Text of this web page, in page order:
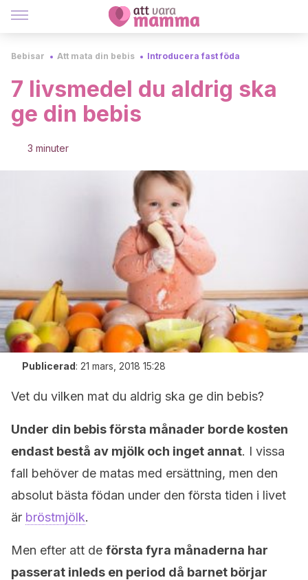
Bebisar Att mata din bebis Introducera fast föda
7 livsmedel du aldrig ska
ge din bebis
3 minuter
Publicerad: 21 mars, 2018 15:28
Vet du vilken mat du aldrig ska ge din bebis?
Under din bebis första månader borde kosten
endast bestå av mjölk och inget annat. I vissa
fall behöver de matas med ersättning, men den
absolut bästa födan under den första tiden i livet
är bröstmjölk.
Men efter att de första fyra månaderna har
passerat inleds en period då barnet börjar